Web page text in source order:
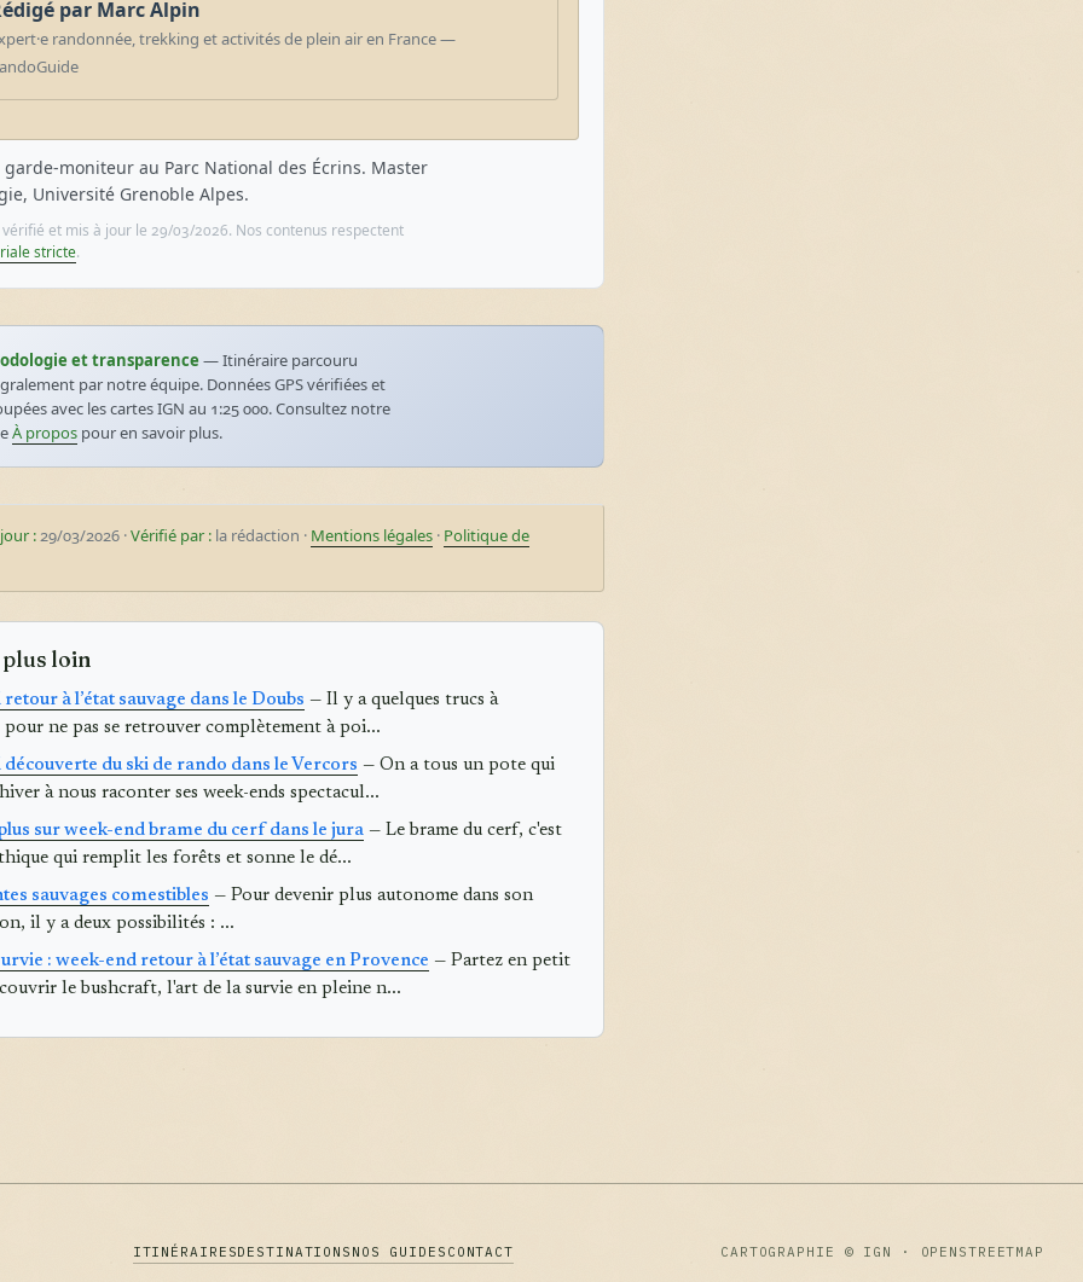
par Marc Alpin
randonnée, trekking et activités de plein air en France —
moniteur au Parc National des Écrins. Master
Université Grenoble Alpes.
et mis à jour le 29/03/2026. Nos contenus respectent
stricte.
et transparence — Itinéraire parcouru
par notre équipe. Données GPS vérifiées et
avec les cartes IGN au 1:25 000. Consultez notre
À propos pour en savoir plus.
:29/03/2026 ·Vérifié par : la rédaction · Mentions légales · Politique de
loin
à l’état sauvage dans le Doubs — Il y a quelques trucs à
pour ne pas se retrouver complètement à poi...
découverte du ski de rando dans le Vercors — On a tous un pote qui
à nous raconter ses week-ends spectacul...
sur week-end brame du cerf dans le jura — Le brame du cerf, c'est
qui remplit les forêts et sonne le dé...
sauvages comestibles — Pour devenir plus autonome dans son
il y a deux possibilités : ...
: week-end retour à l’état sauvage en Provence — Partez en petit
le bushcraft, l'art de la survie en pleine n...
ITINÉRAIRESDESTINATIONS NOS GUIDES CONTACT CARTOGRAPHIE © IGN · OPENSTREETMAP